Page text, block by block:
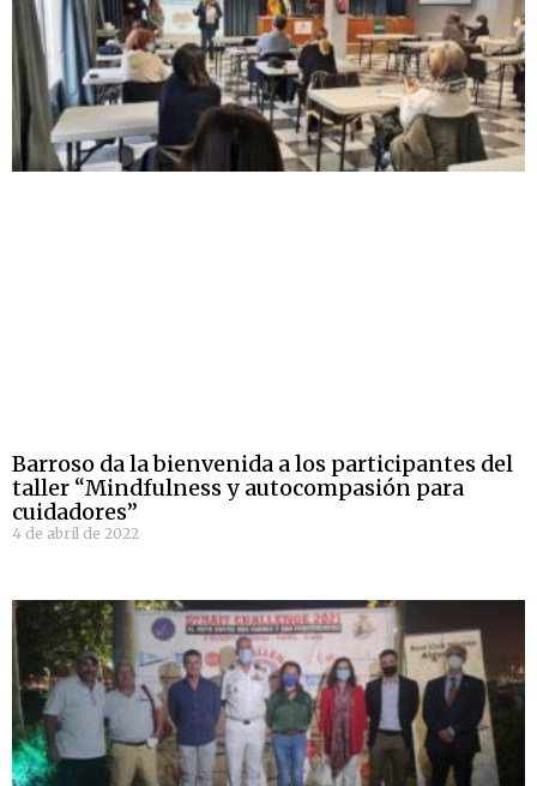
Barroso da la bienvenida a los participantes del
taller “Mindfulness y autocompasión para
cuidadores”
4 de abril de 2022